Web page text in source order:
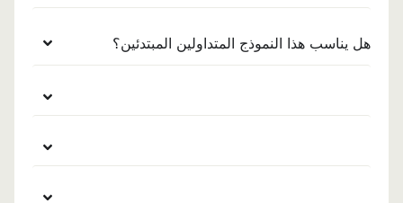
هل يناسب هذا النموذج المتداولين المبتدئين؟